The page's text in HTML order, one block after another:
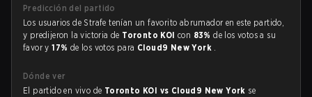
Predicción del partido
Los usuarios de Strafe tenían un favorito abrumador en este partido,
y predijeron la victoria de Toronto KOIcon 83%de los votos a su
favor y17% de los votos para Cloud9 New York .
Dónde ver
El partido en vivo de Toronto KOI vs Cloud9 New York se